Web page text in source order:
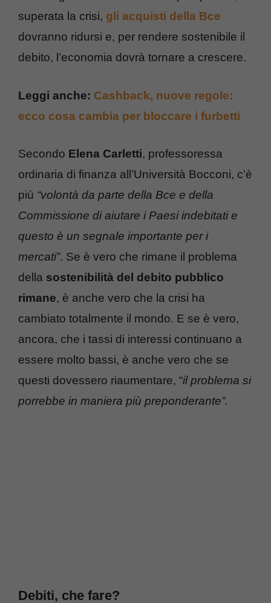
superata la crisi, gli acquisti della Bce
dovranno ridursi e, per rendere sostenibile il
debito, l’economia dovrà tornare a crescere.
Leggi anche: Cashback, nuove regole:
ecco cosa cambia per bloccare i furbetti
Secondo Elena Carletti, professoressa
ordinaria di finanza all’Università Bocconi, c’è
più “volontà da parte della Bce e della
Commissione di aiutare i Paesi indebitati e
questo è un segnale importante per i
mercati”. Se è vero che rimane il problema
della sostenibilità del debito pubblico
rimane, è anche vero che la crisi ha
cambiato totalmente il mondo. E se è vero,
ancora, che i tassi di interessi continuano a
essere molto bassi, è anche vero che se
questi dovessero riaumentare, “il problema si
porrebbe in maniera più preponderante”.
Debiti, che fare?